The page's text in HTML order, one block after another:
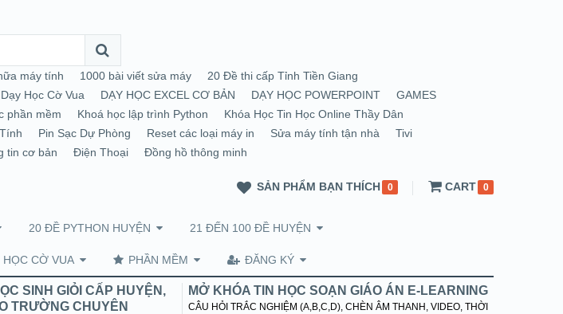
máy tính 1000 bài viết sửa máy
20 Đề thi cấp Tỉnh Tiền Giang
Dạy Học Cờ Vua DẠY HỌC EXCEL CƠ BẢN DẠY HỌC POWERPOINT
GAMES
phần mềm Khoá học lập trình Python
Khóa Học Tin Học Online Thầy Dân
Pin Sạc Dự Phòng Reset các loại máy in Sửa máy tính tận nhà
Tivi
tin cơ bản Điện Thoại Đồng hồ thông minh
SẢN PHẨM BẠN THÍCH 0 CART 0
20 ĐỀ PYTHON HUYỆN 21 ĐẾN 100 ĐỀ HUYỆN
HỌC CỜ VUA PHẦN MỀM ĐĂNG KÝ
SINH GIỎI CẤP HUYỆN,
TRƯỜNG CHUYÊN
MỞ KHÓA TIN HỌC SOẠN GIÁO ÁN E-LEARNING
CÂU HỎI TRẮC NGHIỆM (A,B,C,D), CHÈN ÂM THANH, VIDEO, THỜI